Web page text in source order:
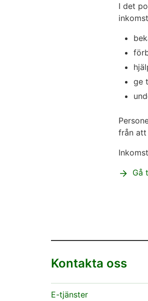
I det
ge
från att
Gå
Kontakta oss
E-tjänster